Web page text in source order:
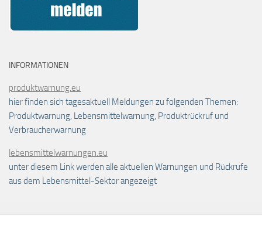
INFORMATIONEN
produktwarnung.eu
hier finden sich tagesaktuell Meldungen zu folgenden Themen:
Produktwarnung, Lebensmittelwarnung, Produktrückruf und
Verbraucherwarnung
lebensmittelwarnungen.eu
unter diesem Link werden alle aktuellen Warnungen und Rückrufe
aus dem Lebensmittel-Sektor angezeigt